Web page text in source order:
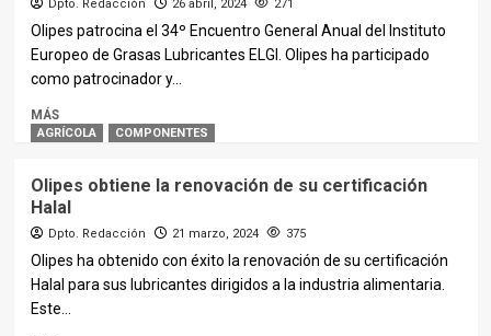
Dpto. Redacción 26 abril, 2024 271
Olipes patrocina el 34º Encuentro General Anual del Instituto
Europeo de Grasas Lubricantes ELGI. Olipes ha participado
como patrocinador y...
MÁS
AGRÍCOLA COMPONENTES
Olipes obtiene la renovación de su certificación
Halal
Dpto. Redacción 21 marzo, 2024 375
Olipes ha obtenido con éxito la renovación de su certificación
Halal para sus lubricantes dirigidos a la industria alimentaria.
Este...